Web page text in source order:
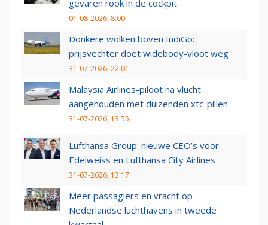
gevaren rook in de cockpit
01-08-2026, 8:00
Donkere wolken boven IndiGo:
prijsvechter doet widebody-vloot weg
31-07-2026, 22:01
Malaysia Airlines-piloot na vlucht
aangehouden met duizenden xtc-pillen
31-07-2026, 13:55
Lufthansa Group: nieuwe CEO’s voor
Edelweiss en Lufthansa City Airlines
31-07-2026, 13:17
Meer passagiers en vracht op
Nederlandse luchthavens in tweede